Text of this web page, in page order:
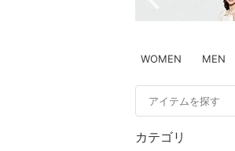
WOMEN MEN
カテゴリ